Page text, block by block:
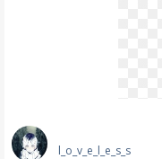
l_o_v_e_l_e_s_s